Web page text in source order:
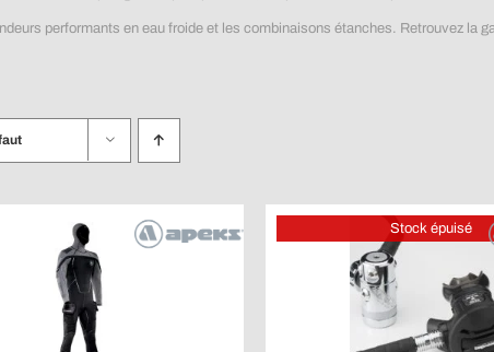
performants en eau froide et les combinaisons étanches. Retrouvez la
Stock épuisé